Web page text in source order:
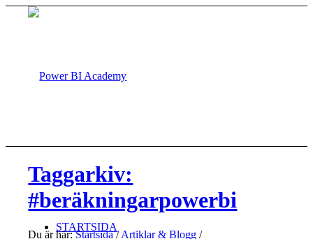
STARTSIDA
Taggarkiv:
#beräkningarpowerbi
Du är här: Startsida / Artiklar & Blogg /